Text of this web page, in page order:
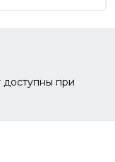
доступны при